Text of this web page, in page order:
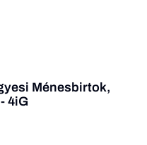
Legyél jobb!
Ménesbirtok,
4iG